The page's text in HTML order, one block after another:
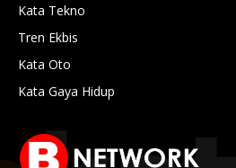
Kata Tekno
Tren Ekbis
Kata Oto
Kata Gaya Hidup